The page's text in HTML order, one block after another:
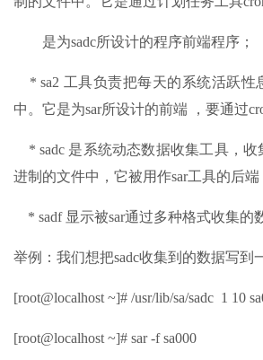
是为sadc所设计的程序前端程序；
* sa2 工具负责把每天的系统活跃性
中。它是为sar所设计的前端 ，要通过
* sadc 是系统动态数据收集工具，收
进制的文件中，它被用作sar工具的后端
* sadf 显示被sar通过多种格式收集的
举例：我们想把sadc收集到的数据写到
[root@localhost ~]# /usr/lib/sa/sadc 1 10
[root@localhost ~]# sar -f sa000